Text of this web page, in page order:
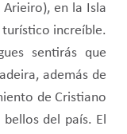
en la Isla
turístico increíble.
sentirás que
además de
de Cristiano
del país. El